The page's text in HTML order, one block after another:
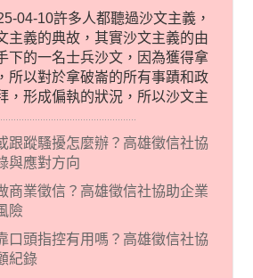
04-10許多人都聽過沙文主義，
主義的典故，其實沙文主義的由
下的一名士兵沙文，因為獲得拿
所以對於拿破崙的所有事蹟和政
，形成偏執的狀況，所以沙文主
暗指偏見和歧視，而且有沙文主
常對於自己的國家和民族有超強
而瞧不起其他國家的人，所以沙
跟蹤騷擾怎麼辦？高雄徵信社協
與應對方向
商業徵信？高雄徵信社協助企業
險
口頭指控有用嗎？高雄徵信社協
紀錄